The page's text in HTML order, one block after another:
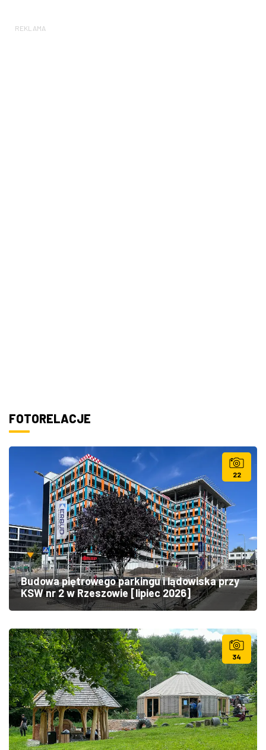
REKLAMA
FOTORELACJE
22
Budowa piętrowego parkingu i lądowiska przy
KSW nr 2 w Rzeszowie [lipiec 2026]
34